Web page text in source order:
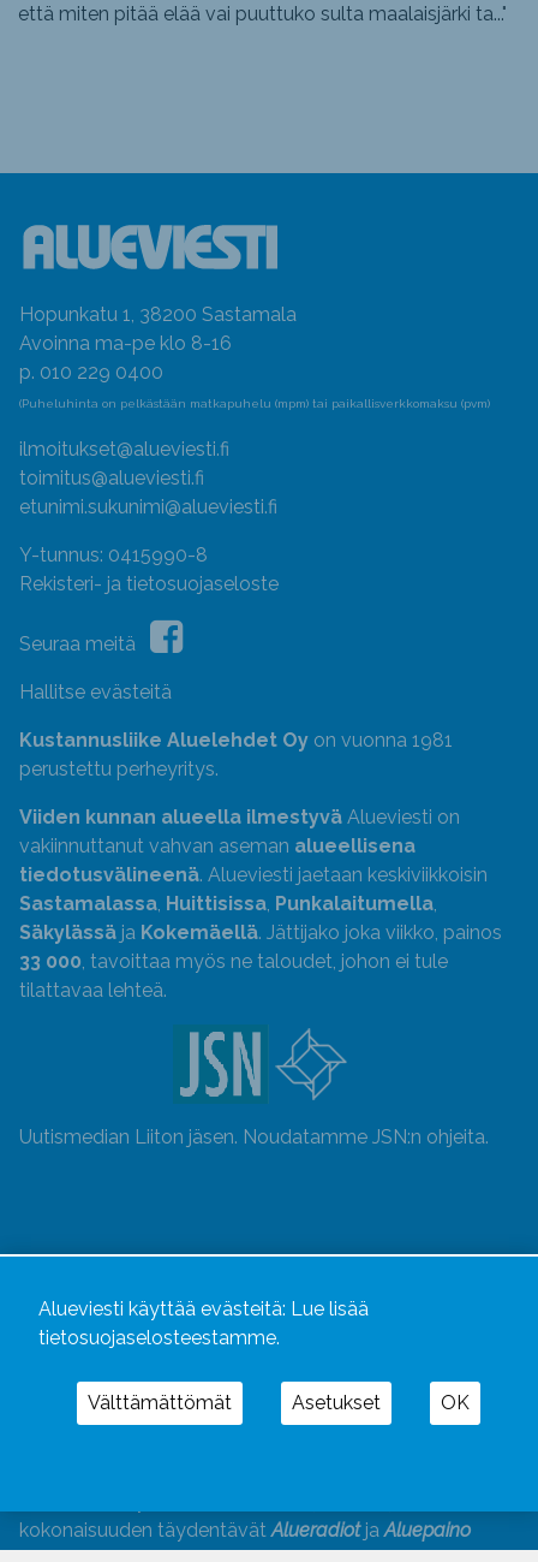
että miten pitää elää vai puuttuko sulta maalaisjärki ta..."
Hopunkatu 1, 38200 Sastamala
Avoinna ma-pe klo 8-16
p. 010 229 0400
(Puheluhinta on pelkästään matkapuhelu (mpm) tai paikallisverkkomaksu (pvm)
ilmoitukset@alueviesti.fi
toimitus@alueviesti.fi
etunimi.sukunimi@alueviesti.fi
Y-tunnus: 0415990-8
Rekisteri- ja tietosuojaseloste
Seuraa meitä
Hallitse evästeitä
Kustannusliike Aluelehdet Oy on vuonna 1981
perustettu perheyritys.
Viiden kunnan alueella ilmestyvä Alueviesti on
vakiinnuttanut vahvan aseman alueellisena
tiedotusvälineenä. Alueviesti jaetaan keskiviikkoisin
Sastamalassa Huittisissa Punkalaitumella
Säkylässä ja Kokemäellä. Jättijako joka viikko, painos
33 000 , tavoittaa myös ne taloudet, johon ei tule
tilattavaa lehteä.
Uutismedian Liiton jäsen. Noudatamme JSN:n ohjeita.
kokonaisuuden täydentävät Alueradiotja Aluepaino
Alueviesti käyttää evästeitä: Lue lisää
tietosuojaselosteestamme.
Välttämättömät Asetukset OK